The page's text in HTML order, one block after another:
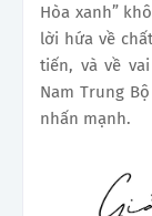
Hòa xanh”
lời hứa về
tiến, và về
Nam Trung
nhấn mạnh.